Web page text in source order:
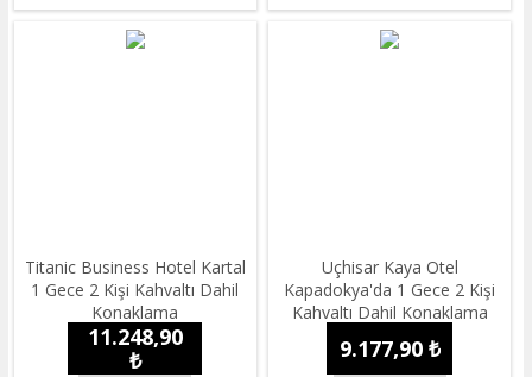
Titanic Business Hotel Kartal
1 Gece 2 Kişi Kahvaltı Dahil
Konaklama
11.248,90
₺
Uçhisar Kaya Otel
Kapadokya'da 1 Gece 2 Kişi
Kahvaltı Dahil Konaklama
9.177,90 ₺